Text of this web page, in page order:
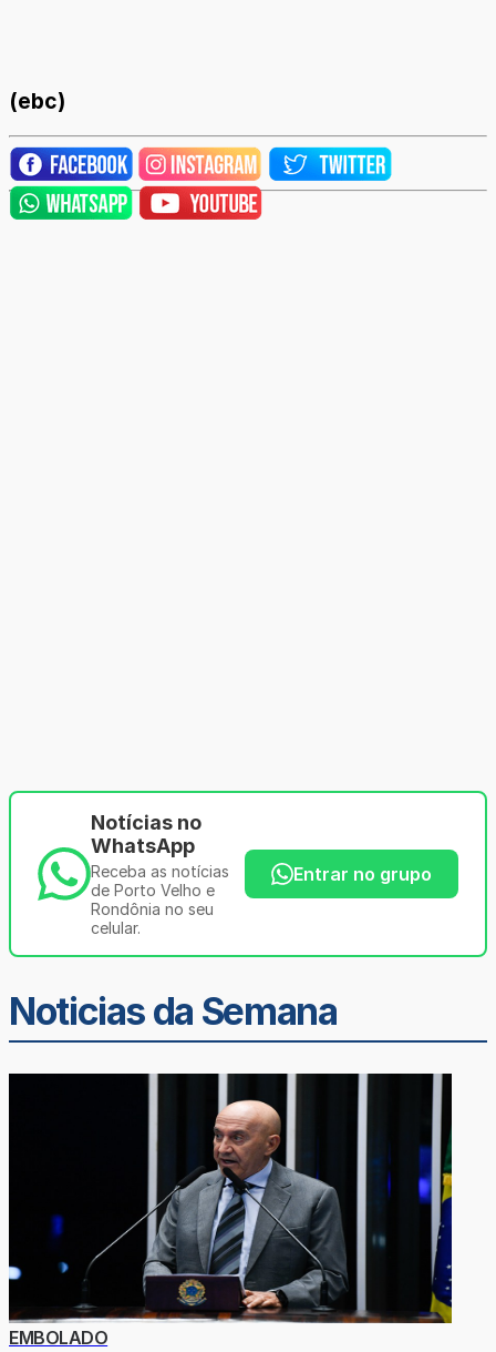
(ebc)
Notícias no
WhatsApp
Receba as notícias
de Porto Velho e
Rondônia no seu
celular.
Entrar no grupo
Noticias da Semana
EMBOLADO